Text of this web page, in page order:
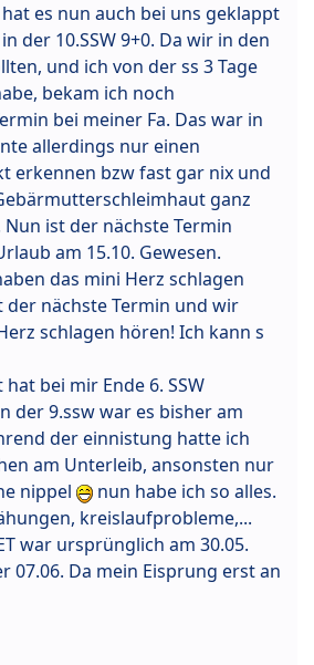
es nun auch bei uns geklappt
der 10.SSW 9+0. Da wir in den
und ich von der ss 3 Tage
bekam ich noch
bei meiner Fa. Das war in
allerdings nur einen
erkennen bzw fast gar nix und
ganz
ist der nächste Termin
am 15.10. Gewesen.
das mini Herz schlagen
der nächste Termin und wir
schlagen hören! Ich kann s
bei mir Ende 6. SSW
der 9.ssw war es bisher am
der einnistung hatte ich
am Unterleib, ansonsten nur
nippel
nun habe ich so alles.
kreislaufprobleme,...
war ursprünglich am 30.05.
07.06. Da mein Eisprung erst an